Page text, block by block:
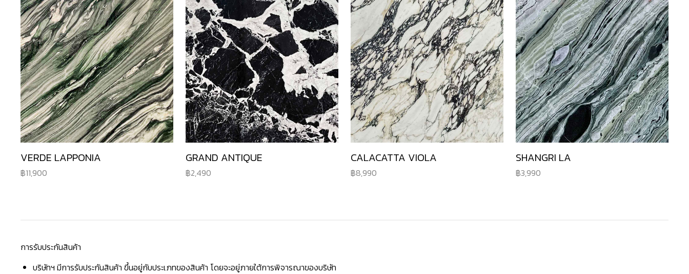
VERDE LAPPONIA
11,900
GRAND ANTIQUE
2,490
CALACATTA VIOLA
8,990
SHANGRI LA
3,990
การรับประกันสินค้า
บริษัทฯ มีการรับประกันสินค้า ขึ้นอยู่กับประเภทของสินค้า โดยจะอยู่ภายใต้การพิจารณาของบริษัท